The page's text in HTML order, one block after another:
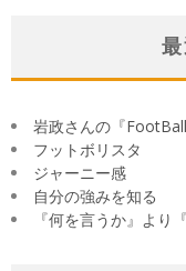
岩政さんの『
フットボリスタ
ジャーニー感
自分の強みを知る
『何を言うか』より